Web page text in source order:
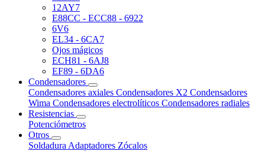
12AY7
E88CC - ECC88 - 6922
6V6
EL34 - 6CA7
Ojos mágicos
ECH81 - 6AJ8
EF89 - 6DA6
Condensadores
Condensadores axiales Condensadores X2 Condensadores
Wima Condensadores electrolíticos Condensadores radiales
Resistencias
Potenciómetros
Otros
Soldadura Adaptadores Zócalos